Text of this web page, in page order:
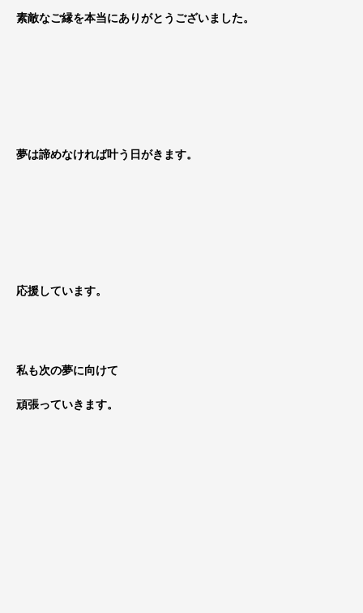
素敵なご縁を本当にありがとうございました。
夢は諦めなければ叶う日がきます。
応援しています。
私も次の夢に向けて
頑張っていきます。